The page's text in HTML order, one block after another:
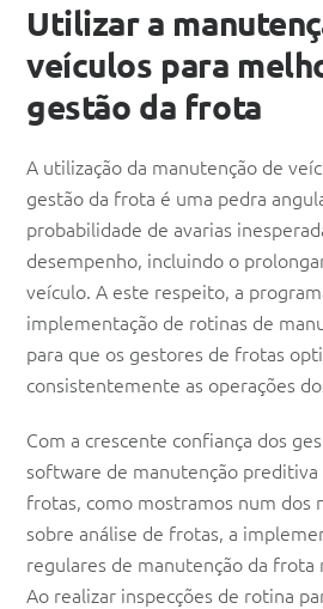
Utilizar a
veículos para
gestão da frota
A utilização da manutenção de
gestão da frota é uma pedra
probabilidade de avarias
desempenho, incluindo o
veículo. A este respeito, a
implementação de rotinas de
para que os gestores de frotas
consistentemente as operações
Com a crescente confiança dos
software de manutenção preditiva
frotas, como mostramos num dos
sobre análise de frotas, a
regulares de manutenção da frota
Ao realizar inspecções de rotina